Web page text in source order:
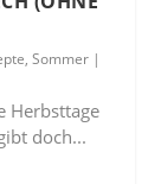
,Sommer |
Herbsttage
doch...